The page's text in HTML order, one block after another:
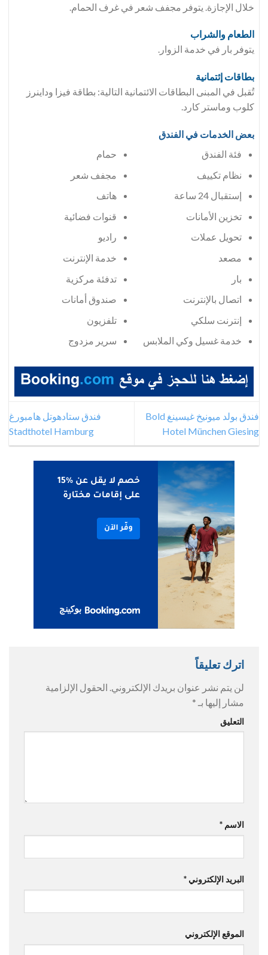
خلال الإجازة. يتوفر مجفف شعر في غرف الحمام.
الطعام والشراب
يتوفر بار في خدمة الزوار.
بطاقات إئتمانية
تُقبل في المبنى البطاقات الائتمانية التالية: بطاقة فيزا وداينرز
كلوب وماستر كارد.
بعض الخدمات في الفندق
فئة الفندق
إستقبال 24 ساعة
تخزين الأمانات
تحويل عملات
مصعد
بار
اتصال بالإنترنت
إنترنت سلكي
خدمة غسيل وكي الملابس
حمام
مجفف شعر
هاتف
قنوات فضائية
راديو
خدمة الإنترنت
تدفئة مركزية
صندوق أمانات
تلفزيون
سرير مزدوج
فندق بولد ميونيخ غيسينغ Bold
Hotel München Giesing
فندق ستادهوتل هامبورغ
Stadthotel Hamburg
اترك تعليقاً
لن يتم نشر عنوان بريدك الإلكتروني. الحقول الإلزامية
مشار إليها بـ *
التعليق
الاسم *
البريد الإلكتروني *
الموقع الإلكتروني